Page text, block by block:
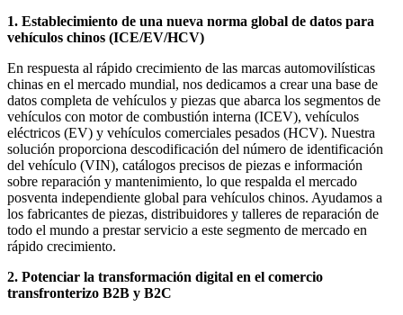
1. Establecimiento de una nueva norma global de datos para
vehículos chinos (ICE/EV/HCV)
En respuesta al rápido crecimiento de las marcas automovilísticas
chinas en el mercado mundial, nos dedicamos a crear una base de
datos completa de vehículos y piezas que abarca los segmentos de
vehículos con motor de combustión interna (ICEV), vehículos
eléctricos (EV) y vehículos comerciales pesados (HCV). Nuestra
solución proporciona descodificación del número de identificación
del vehículo (VIN), catálogos precisos de piezas e información
sobre reparación y mantenimiento, lo que respalda el mercado
posventa independiente global para vehículos chinos. Ayudamos a
los fabricantes de piezas, distribuidores y talleres de reparación de
todo el mundo a prestar servicio a este segmento de mercado en
rápido crecimiento.
2. Potenciar la transformación digital en el comercio
transfronterizo B2B y B2C